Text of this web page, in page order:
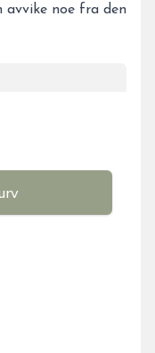
avvike noe fra den